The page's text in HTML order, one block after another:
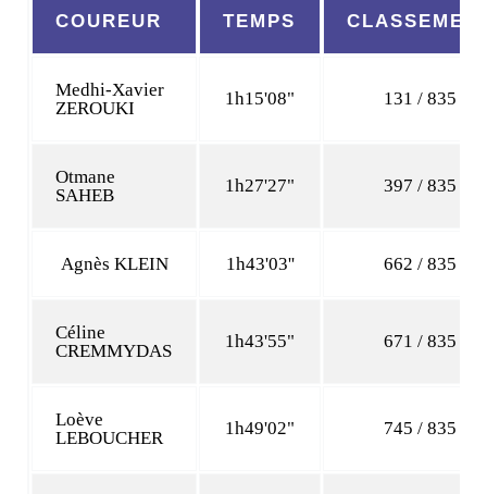
COUREUR TEMPS
Medhi-Xavier
ZEROUKI
1h15'08" 131 / 835
Otmane
SAHEB
1h27'27" 397 / 835
Agnès KLEIN 1h43'03'' 662 / 835
Céline
CREMMYDAS
1h43'55" 671 / 835
Loève
LEBOUCHER
1h49'02" 745 / 835